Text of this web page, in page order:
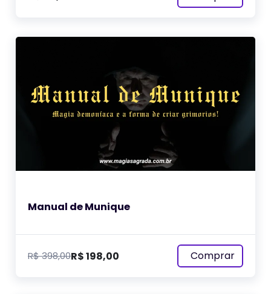
Manual de Munique
R$398,00R$198,00 Comprar